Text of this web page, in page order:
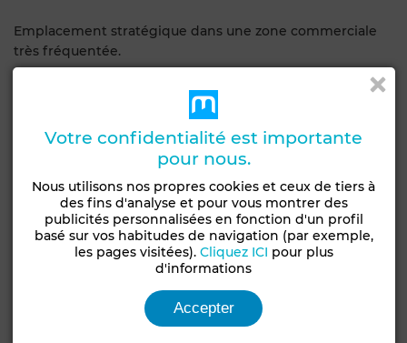
Emplacement stratégique dans une zone commerciale
très fréquentée.
Pour plus d’informations ou pour une visite, veuillez
98275481
Caractéristiques générales
Type de bien
Local commercial
Etat
Bon état / habitable
Type du sol
Carrelage
Votre confidentialité est importante
pour nous.
Nous utilisons nos propres cookies et ceux de tiers à
des fins d'analyse et pour vous montrer des
publicités personnalisées en fonction d'un profil
basé sur vos habitudes de navigation (par exemple,
les pages visitées). Cliquez ICI pour plus
d'informations
Accepter